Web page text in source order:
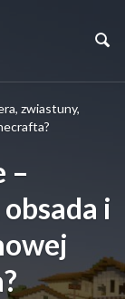
zwiastuny,
–
i